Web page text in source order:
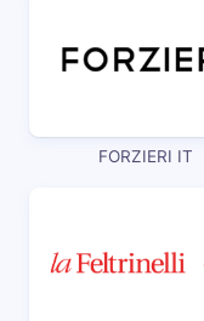
FORZIERI IT